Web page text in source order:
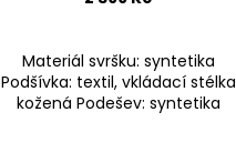
Materiál svršku: syntetika
Podšívka: textil, vkládací stélka
kožená Podešev: syntetika